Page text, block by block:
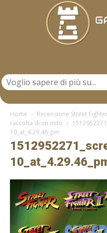
Home
Recensione Street
raccolta di un mito
10_at_4.29.46_pm